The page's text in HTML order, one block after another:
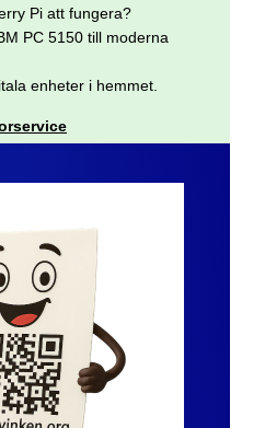
Pi att fungera?
PC 5150 till moderna
enheter i hemmet.